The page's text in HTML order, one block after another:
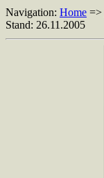
Navigation: Home =>
Stand: 26.11.2005